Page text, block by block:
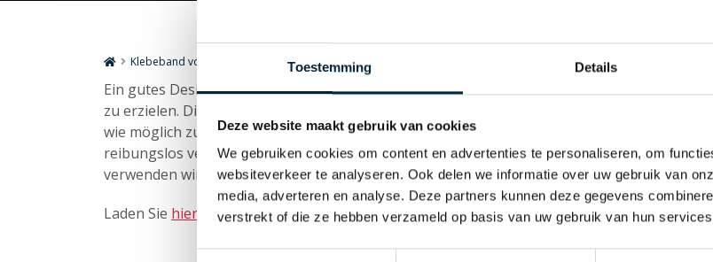
Toestemming Details
Deze website maakt gebruik van cookies
We gebruiken cookies om content en advertenties te personaliseren, om
websiteverkeer te analyseren. Ook delen we informatie over uw gebruik van
media, adverteren en analyse. Deze partners kunnen deze gegevens
verstrekt of die ze hebben verzameld op basis van uw gebruik van hun
Klebeband von A bis Z Stellung der Druckdaten
Ein gutes Design ist wichtig, um ein gutes und schönes Druckergebnis
zu erzielen. Die Laro Tape-Designer sind bereit, Ihre Wünsche so weit
wie möglich zu erfassen. Um sicherzustellen, dass der Designprozess
reibungslos verläuft und das beste Endergebnis erzielt wird,
verwenden wir einige Richtlinien für das Drucken von (PVC) Klebeband.
Laden Sie hier die Stellung der Druckdaten für bedrucktes Klebeband herunter!